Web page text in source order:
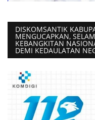
DISKOMSANTIK
MENGUCAPKAN,
KEBANGKITAN
DEMI KEDAULATAN